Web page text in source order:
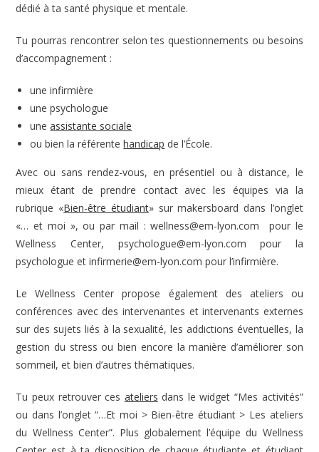
dédié à ta santé physique et mentale.
Tu pourras rencontrer selon tes questionnements ou besoins
d’accompagnement :
une infirmière
une psychologue
uneassistante sociale
ou bien la référentehandicap de l’École.
Avec ou sans rendez-vous, en présentiel ou à distance, le
mieux étant de prendre contact avec les équipes via la
rubrique «Bien-être étudiant» sur makersboard dans l’onglet
«… et moi », ou par mail : wellness@em-lyon.com pour le
Wellness Center, psychologue@em-lyon.com pour la
psychologue et infirmerie@em-lyon.com pour l’infirmière.
Le Wellness Center propose également des ateliers ou
conférences avec des intervenantes et intervenants externes
sur des sujets liés à la sexualité, les addictions éventuelles, la
gestion du stress ou bien encore la manière d’améliorer son
sommeil, et bien d’autres thématiques.
Tu peux retrouver ces ateliers dans le widget “Mes activités”
ou dans l’onglet “…Et moi > Bien-être étudiant > Les ateliers
du Wellness Center”. Plus globalement l’équipe du Wellness